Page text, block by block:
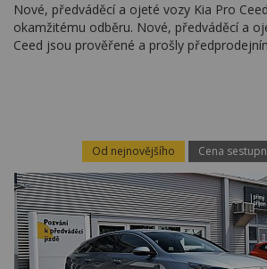
Nové, předváděcí a ojeté vozy Kia Pro
okamžitému odběru. Nové, předváděcí a
Ceed jsou prověřené a prošly
Od nejnovějšího Cena